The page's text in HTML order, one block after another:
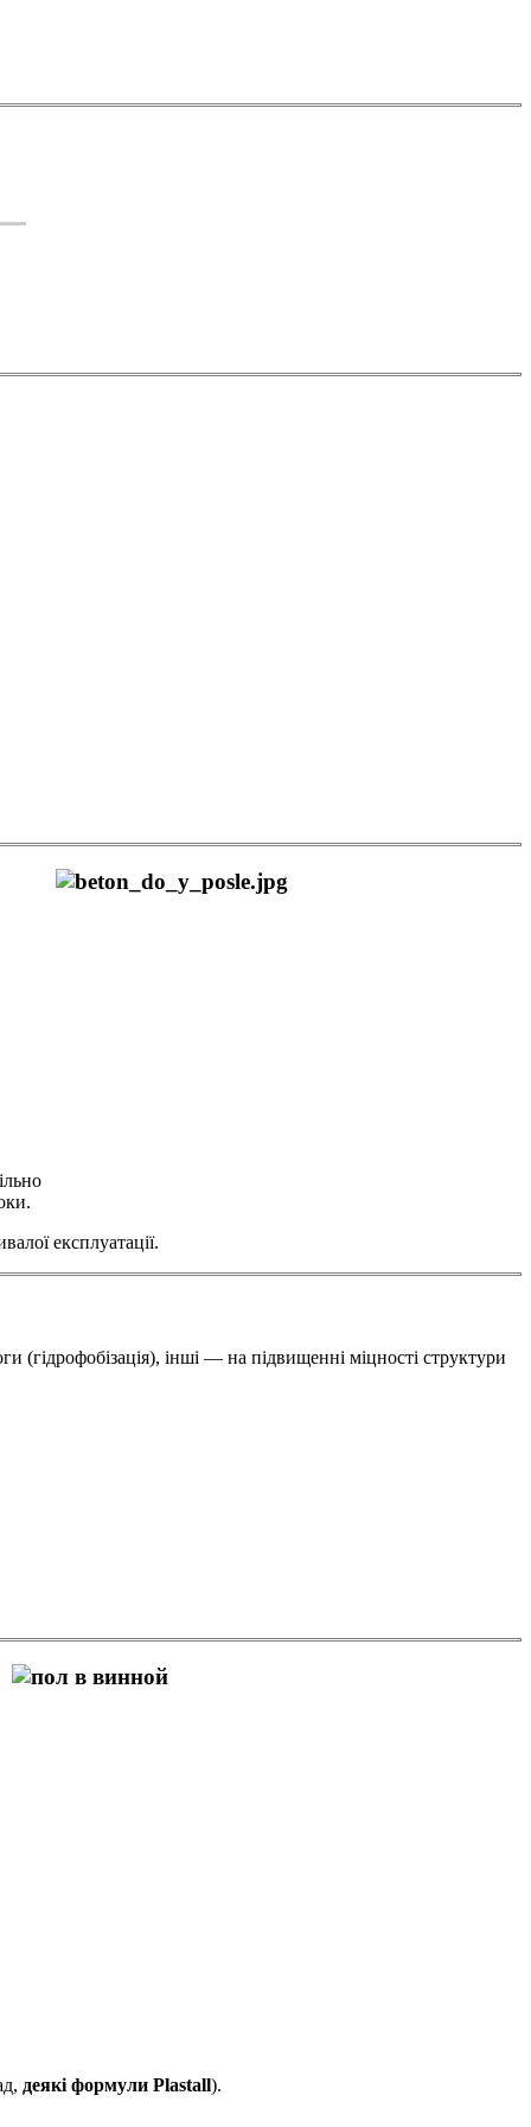
експлуатації.
(гідрофобізація), інші — на підвищенні міцності структури
деякі формули Plastall).